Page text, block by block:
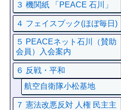
３ 機関紙 「PEACE 石川」
４ フェイスプック(ほぼ毎日)
５ PEACEネット石川（賛助
会員）入会案内
６ 反戦・平和
航空自衛隊小松基地
７ 憲法改悪反対 人権 民主主